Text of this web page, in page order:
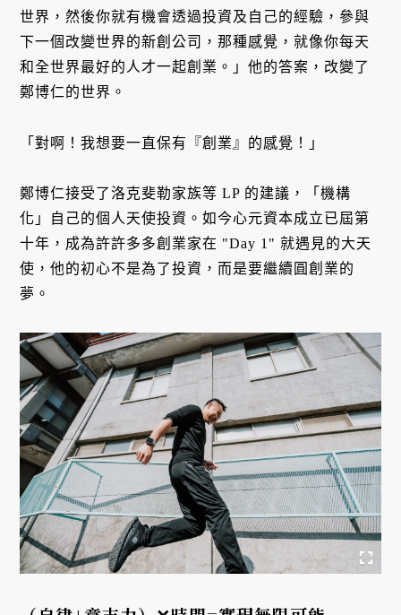
世界，然後你就有機會透過投資及自己的經驗，參與
下一個改變世界的新創公司，那種感覺，就像你每天
和全世界最好的人才一起創業。」他的答案，改變了
鄭博仁的世界。
「對啊！我想要一直保有『創業』的感覺！」
鄭博仁接受了洛克斐勒家族等 LP 的建議，「機構
化」自己的個人天使投資。如今心元資本成立已屆第
十年，成為許許多多創業家在 "Day 1" 就遇見的大天
使，他的初心不是為了投資，而是要繼續圓創業的
夢。